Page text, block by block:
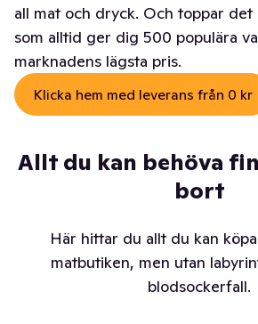
all mat och dryck. Och toppar det
som alltid ger dig 500 populära
marknadens lägsta pris.
Klicka hem med leverans från 0 kr
Allt du kan behöva
bort
Här hittar du allt du kan
matbutiken, men utan
blodsockerfall.